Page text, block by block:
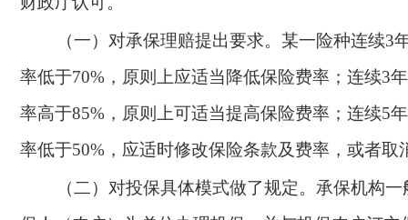
（一）对承保理赔提出要求。某一险种连续3
率低于70%，原则上应适当降低保险费率；连续3
率高于85%，原则上可适当提高保险费率；连续5
率低于50%，应适时修改保险条款及费率，或者取
（二）对投保具体模式做了规定。承保机构